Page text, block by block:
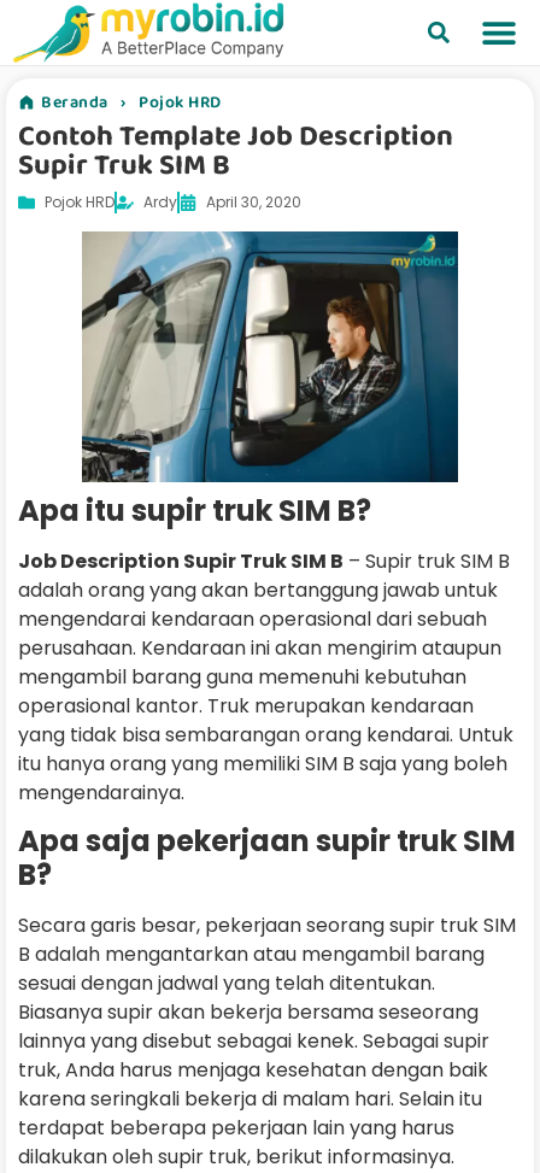
Beranda › Pojok HRD
Contoh Template Job Description
Supir Truk SIM B
Pojok HRD Ardy April 30, 2020
Apa itu supir truk SIM B?
Job Description Supir Truk SIM B – Supir truk SIM B
adalah orang yang akan bertanggung jawab untuk
mengendarai kendaraan operasional dari sebuah
perusahaan. Kendaraan ini akan mengirim ataupun
mengambil barang guna memenuhi kebutuhan
operasional kantor. Truk merupakan kendaraan
yang tidak bisa sembarangan orang kendarai. Untuk
itu hanya orang yang memiliki SIM B saja yang boleh
mengendarainya.
Apa saja pekerjaan supir truk SIM
B?
Secara garis besar, pekerjaan seorang supir truk SIM
B adalah mengantarkan atau mengambil barang
sesuai dengan jadwal yang telah ditentukan.
Biasanya supir akan bekerja bersama seseorang
lainnya yang disebut sebagai kenek. Sebagai supir
truk, Anda harus menjaga kesehatan dengan baik
karena seringkali bekerja di malam hari. Selain itu
terdapat beberapa pekerjaan lain yang harus
dilakukan oleh supir truk, berikut informasinya.